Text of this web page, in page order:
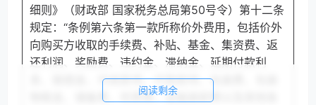
细则》（财政部 国家税务总局第50号令）第十二条
规定：“条例第六条第一款所称价外费用，包括价外
向购买方收取的手续费、补贴、基金、集资费、返
还利润、奖励费、违约金、滞纳金、延期付款利
息、赔偿金、代收款项、代垫款项、包装费、包装
物租金、储备费、优质费、运输装卸费以及其他各
阅读剩余